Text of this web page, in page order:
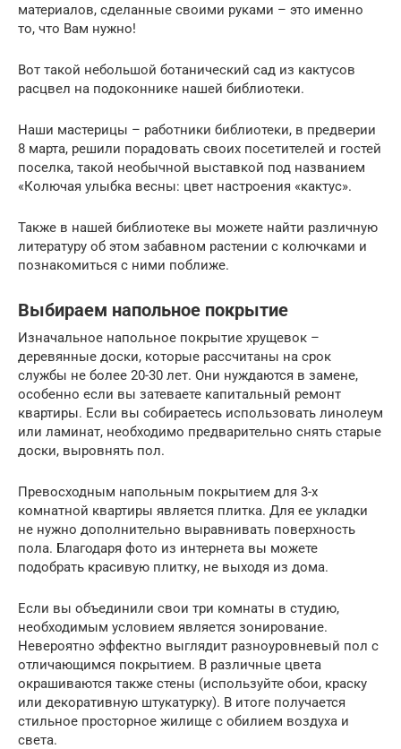
материалов, сделанные своими руками – это именно
то, что Вам нужно!
Вот такой небольшой ботанический сад из кактусов
расцвел на подоконнике нашей библиотеки.
Наши мастерицы – работники библиотеки, в предверии
8 марта, решили порадовать своих посетителей и гостей
поселка, такой необычной выставкой под названием
«Колючая улыбка весны: цвет настроения «кактус».
Также в нашей библиотеке вы можете найти различную
литературу об этом забавном растении с колючками и
познакомиться с ними поближе.
Выбираем напольное покрытие
Изначальное напольное покрытие хрущевок –
деревянные доски, которые рассчитаны на срок
службы не более 20-30 лет. Они нуждаются в замене,
особенно если вы затеваете капитальный ремонт
квартиры. Если вы собираетесь использовать линолеум
или ламинат, необходимо предварительно снять старые
доски, выровнять пол.
Превосходным напольным покрытием для 3-х
комнатной квартиры является плитка. Для ее укладки
не нужно дополнительно выравнивать поверхность
пола. Благодаря фото из интернета вы можете
подобрать красивую плитку, не выходя из дома.
Если вы объединили свои три комнаты в студию,
необходимым условием является зонирование.
Невероятно эффектно выглядит разноуровневый пол с
отличающимся покрытием. В различные цвета
окрашиваются также стены (используйте обои, краску
или декоративную штукатурку). В итоге получается
стильное просторное жилище с обилием воздуха и
света.